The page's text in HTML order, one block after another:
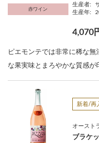
赤ワイン
生産者:
生産年:
4,070
ピエモンテでは非常に稀な
な果実味とまろやかな質感が
新着/再
オースト
ブラケ